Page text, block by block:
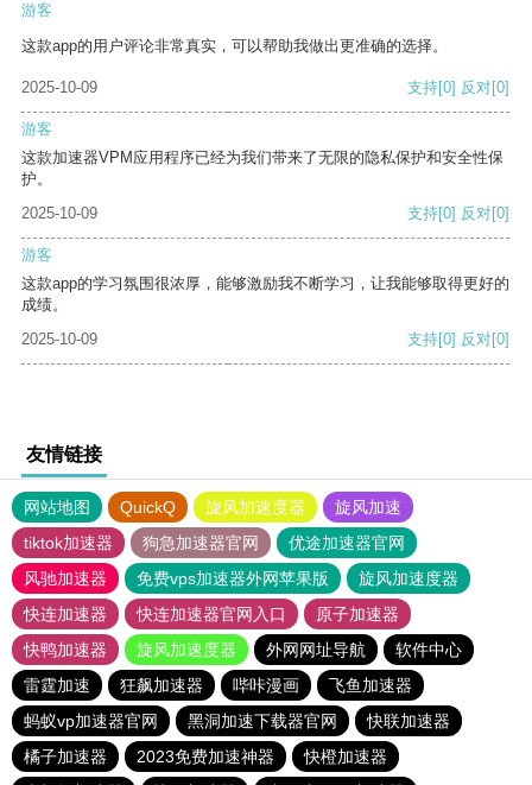
游客
这款app的用户评论非常真实，可以帮助我做出更准确的选择。
2025-10-09 支持[0] 反对[0]
游客
这款加速器VPM应用程序已经为我们带来了无限的隐私保护和安全性保
护。
2025-10-09
支持[0] 反对[0]
游客
这款app的学习氛围很浓厚，能够激励我不断学习，让我能够取得更好的
成绩。
2025-10-09
支持[0] 反对[0]
友情链接
网站地图 QuickQ 旋风加速度器
旋风加速
tiktok加速器
狗急加速器官网
优途加速器官网
风驰加速器
免费vps加速器外网苹果版
旋风加速度器
快连加速器
快连加速器官网入口
原子加速器
快鸭加速器
旋风加速度器 外网网址导航
软件中心
雷霆加速
狂飙加速器 哔咔漫画
飞鱼加速器
蚂蚁vp加速器官网
黑洞加速下载器官网
快联加速器
橘子加速器
2023免费加速神器
快橙加速器